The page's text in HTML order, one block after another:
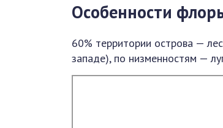
Особенности
60% территории острова —
западе), по низменностям —